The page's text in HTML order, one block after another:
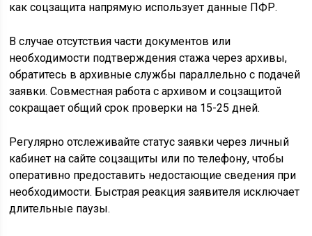
как соцзащита напрямую использует данные ПФР.
В случае отсутствия части документов или
необходимости подтверждения стажа через архивы,
обратитесь в архивные службы параллельно с подачей
заявки. Совместная работа с архивом и соцзащитой
сокращает общий срок проверки на 15-25 дней.
Регулярно отслеживайте статус заявки через личный
кабинет на сайте соцзащиты или по телефону, чтобы
оперативно предоставить недостающие сведения при
необходимости. Быстрая реакция заявителя исключает
длительные паузы.